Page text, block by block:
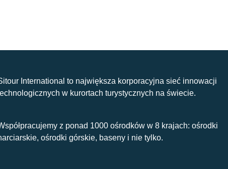
International to największa korporacyjna sieć innowacji
w kurortach turystycznych na świecie.
z ponad 1000 ośrodków w 8 krajach: ośrodki
ośrodki górskie, baseny i nie tylko.